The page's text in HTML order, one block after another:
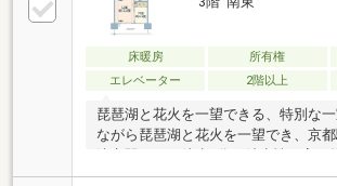
◆バロー茶が崎店 歩1分◆サンドラ
歩2分◆BRANCH大津京 歩10分【マ
めポイント】◆24時間ゴミ出し可◆宅
◆ペット飼育可(別途規約有)
床暖房 所有権
エレベーター
2階以上
琵琶湖と花火を一望できる、特別な
ながら琵琶湖と花火を一望でき、京都
らめきを身近に感じる、プレサンス